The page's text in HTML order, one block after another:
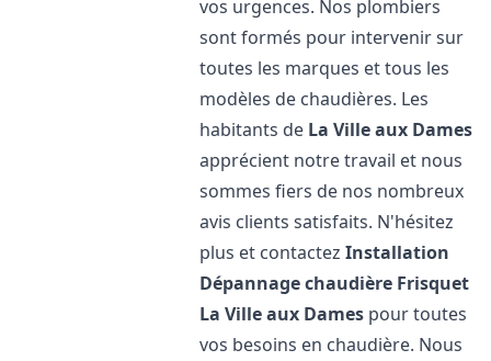
vos urgences. Nos plombiers
sont formés pour intervenir sur
toutes les marques et tous les
modèles de chaudières. Les
habitants de La Ville aux Dames
apprécient notre travail et nous
sommes fiers de nos nombreux
avis clients satisfaits. N'hésitez
plus et contactezInstallation
Dépannage chaudière Frisquet
La Ville aux Dames pour toutes
vos besoins en chaudière. Nous